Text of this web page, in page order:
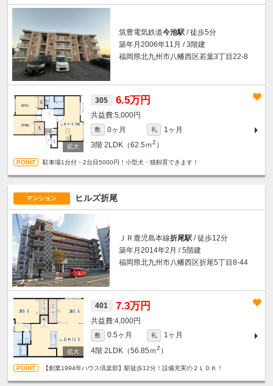
筑豊電気鉄道今池駅 / 徒歩5分
築年月2006年11月 / 3階建
福岡県北九州市八幡西区若葉3丁目22-8
305 6.5万円
5,000円
敷 0ヶ月 礼
1ヶ月
3階 2LDK（62.5ｍ2 ）
駐車場1台付・2台目5000円！小型犬・猫飼育できます！
マンション ヒルズ折尾
ＪＲ鹿児島本線折尾駅 / 徒歩12分
築年月2014年2月 / 5階建
福岡県北九州市八幡西区折尾5丁目8-44
401 7.3万円
4,000円
敷 0.5ヶ月 礼
1ヶ月
4階 2LDK（56.85ｍ2 ）
【創業1994年ハウス倶楽部】駅徒歩12分！設備充実の２ＬＤＫ！